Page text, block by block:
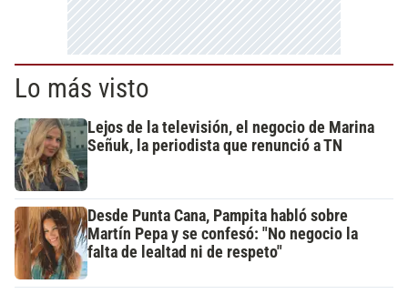
Lo más visto
Lejos de la televisión, el negocio de Marina
Señuk, la periodista que renunció a TN
Desde Punta Cana, Pampita habló sobre
Martín Pepa y se confesó: "No negocio la
falta de lealtad ni de respeto"